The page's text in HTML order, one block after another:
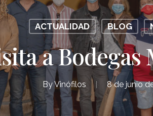
ACTUALIDAD BLOG
a Bodegas
ByVinófilos 8 de junio